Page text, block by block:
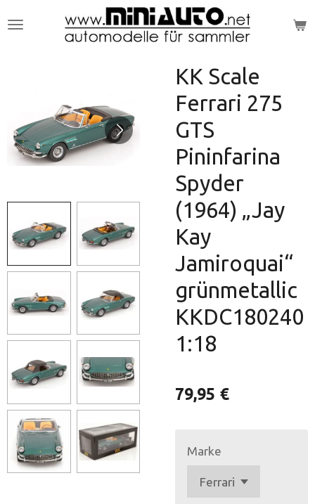
Hauptinhalt
KK Scale
Ferrari 275
GTS
Pininfarina
Spyder
(1964) „Jay
Kay
Jamiroquai“
grünmetallic
KKDC180240
1:18
79,95 €
Marke